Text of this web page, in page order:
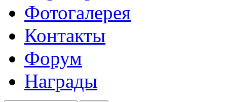
Фотогалерея
Контакты
Форум
Награды